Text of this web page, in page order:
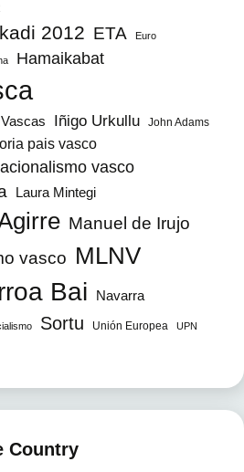
2012 ETA Euro
Hamaikabat
Iñigo Urkullu John Adams
pais vasco
vasco
Laura Mintegi
Manuel de Irujo
vasco MLNV
Bai Navarra
Sortu Unión Europea UPN
Country